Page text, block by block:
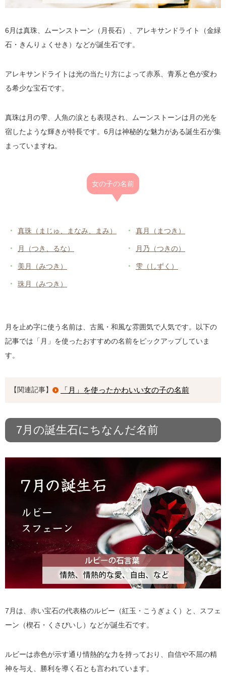
6月は真珠、ムーンストーン（月長石）、アレキサンドライト（金緑
石・きんりょくせき）などが誕生石です。
アレキサンドライトは光の当たり方によって赤系、青系と色が変わ
る希少な宝石です。
真珠は月の雫、人魚の涙とも表現され、ムーンストーンは月の光を
宿したような輝きが特長です。6月は神秘的な魅力がある誕生石が集
まっていますね。
女の子の名前
真珠（まじゅ、まなみ、まみ）
月（つき、るな）
美月（みつき）
珠月（みつき）
真月（まつき）
月乃（つきの）
雫（しずく）
月を止め字に使う名前は、古風・和風な雰囲気で人気です。以下の
記事では「月」を使ったおすすめの名前をピックアップしていま
す。
【関連記事】 「月」を使ったかわいい女の子の名前
7月の誕生石にちなんだ名前
7月は、赤い宝石の代表格のルビー（紅玉・こうぎょく）と、スフェ
ーン（楔石・くさびいし）などが誕生石です。
ルビーは赤色が示す通り情熱的な力を持っており、自信や不屈の精
神を与え、勝利を導く石とも言われています。